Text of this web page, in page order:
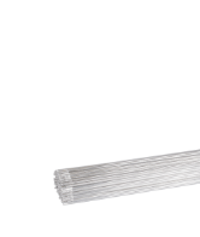
Оформление заказа